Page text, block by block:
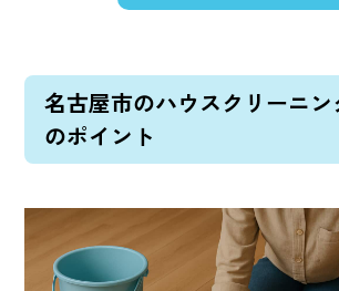
名古屋市のハウスクリーニ
のポイント